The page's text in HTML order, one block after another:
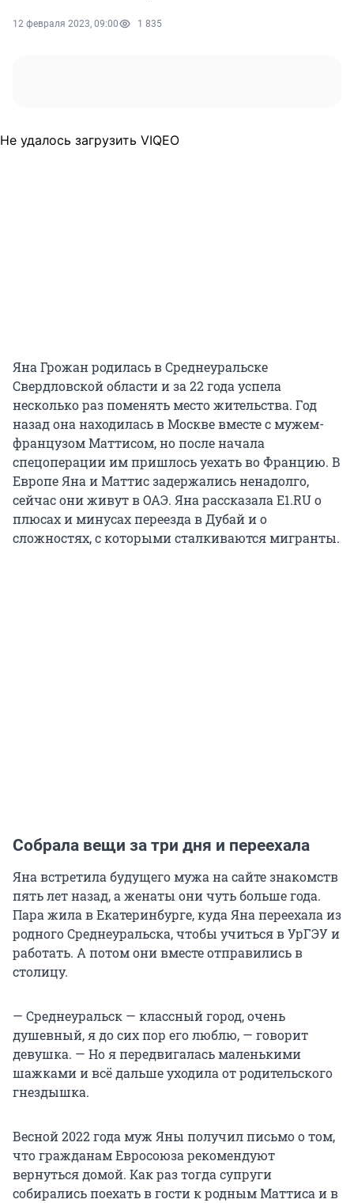
12 февраля 2023, 09:00 1 835
Не удалось загрузить VIQEO
Яна Грожан родилась в Среднеуральске
Свердловской области и за 22 года успела
несколько раз поменять место жительства. Год
назад она находилась в Москве вместе с мужем-
французом Маттисом, но после начала
спецоперации им пришлось уехать во Францию. В
Европе Яна и Маттис задержались ненадолго,
сейчас они живут в ОАЭ. Яна рассказала E1.RU о
плюсах и минусах переезда в Дубай и о
сложностях, с которыми сталкиваются мигранты.
Собрала вещи за три дня и переехала
Яна встретила будущего мужа на сайте знакомств
пять лет назад, а женаты они чуть больше года.
Пара жила в Екатеринбурге, куда Яна переехала из
родного Среднеуральска, чтобы учиться в УрГЭУ и
работать. А потом они вместе отправились в
столицу.
— Среднеуральск — классный город, очень
душевный, я до сих пор его люблю, — говорит
девушка. — Но я передвигалась маленькими
шажками и всё дальше уходила от родительского
гнездышка.
Весной 2022 года муж Яны получил письмо о том,
что гражданам Евросоюза рекомендуют
вернуться домой. Как раз тогда супруги
собирались поехать в гости к родным Маттиса и в